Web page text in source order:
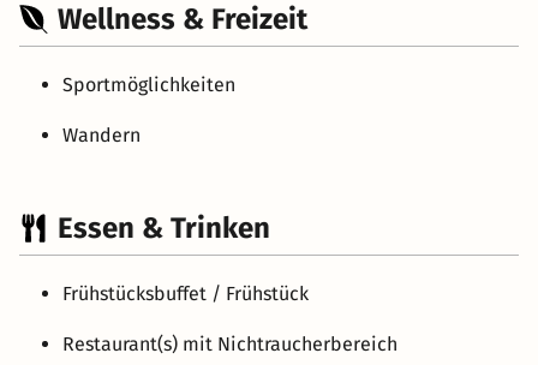
Wellness & Freizeit
Sportmöglichkeiten
Wandern
Essen & Trinken
Frühstücksbuffet / Frühstück
Restaurant(s) mit Nichtraucherbereich